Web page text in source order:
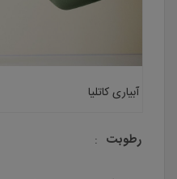
آبیاری کاتلیا
رطوبت :